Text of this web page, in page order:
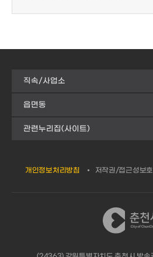
직속/사업소
읍면동
관련누리집(사이트)
개인정보처리방침 저작권/접근성보